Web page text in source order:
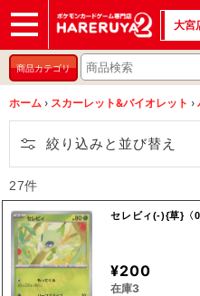
ショップ
店頭買取
店舗
イベント
大宮
商品カテゴリ
ホーム › スカーレット&バイオレット ›
絞り込みと並び替え
27件
セレビィ(-){草}〈
¥200
在庫3